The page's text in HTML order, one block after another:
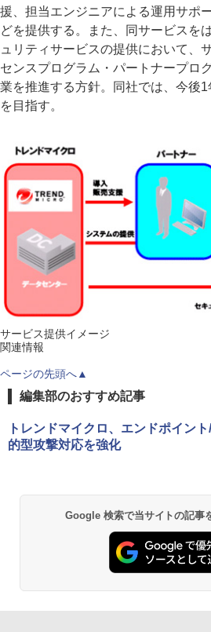
援、担当エンジニアによる運用サポ
どを提供する。また、同サービスを
ュリティサービスの提供において、
センスプログラム・パートナープロ
業を推進する方針。同社では、今後
を目指す。
サービス提供イメージ
関連情報
ページの先頭へ▲
編集部のおすすめ記事
トレンドマイクロ、エンドポイン
的型攻撃対応を強化
Google 検索で当サイトの記事